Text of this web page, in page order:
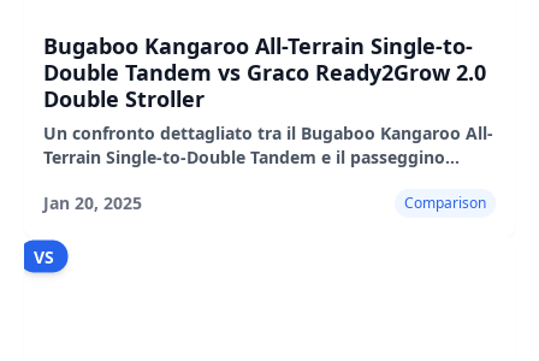
Bugaboo Kangaroo All-Terrain Single-to-
Double Tandem vs Graco Ready2Grow 2.0
Double Stroller
Un confronto dettagliato tra il Bugaboo Kangaroo All-
Terrain Single-to-Double Tandem e il passeggino
caratteristiche
Jan 20, 2025 Comparison
VS